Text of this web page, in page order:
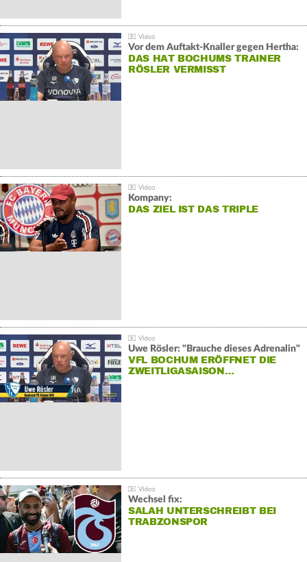
Vor dem Auftakt-Knaller gegen Hertha:
DAS HAT BOCHUMS TRAINER
RÖSLER VERMISST
Kompany:
DAS ZIEL IST DAS TRIPLE
Uwe Rösler: "Brauche dieses Adrenalin"
VFL BOCHUM ERÖFFNET DIE
ZWEITLIGASAISON…
Wechsel fix:
SALAH UNTERSCHREIBT BEI
TRABZONSPOR